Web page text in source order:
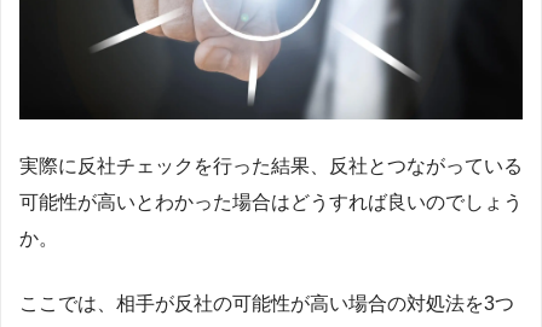
実際に反社チェックを行った結果、反社とつながっている
可能性が高いとわかった場合はどうすれば良いのでしょう
か。
ここでは、相手が反社の可能性が高い場合の対処法を3つ